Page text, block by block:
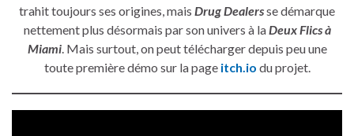
trahit toujours ses origines, mais Drug Dealersse démarque
nettement plus désormais par son univers à laDeux Flics à
Miami. Mais surtout, on peut télécharger depuis peu une
toute première démo sur la page itch.io du projet.